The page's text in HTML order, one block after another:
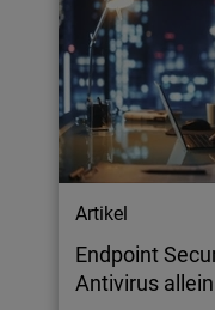
Artikel
Endpoint
Antivirus